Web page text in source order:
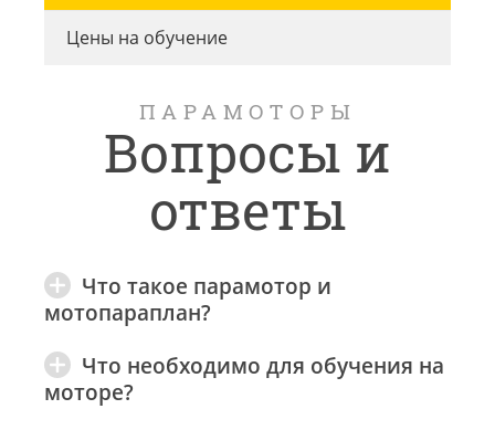
Цены на обучение
ПАРАМОТОРЫ
Вопросы и
ответы
Что такое парамотор и
мотопараплан?
Что необходимо для обучения на
моторе?